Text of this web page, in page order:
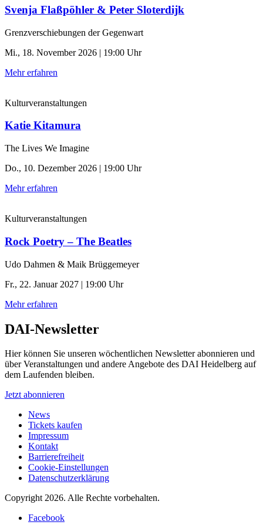
Svenja Flaßpöhler & Peter Sloterdijk
Grenzverschiebungen der Gegenwart
Mi., 18. November 2026 | 19:00 Uhr
Mehr erfahren
Kulturveranstaltungen
Katie Kitamura
The Lives We Imagine
Do., 10. Dezember 2026 | 19:00 Uhr
Mehr erfahren
Kulturveranstaltungen
Rock Poetry – The Beatles
Udo Dahmen & Maik Brüggemeyer
Fr., 22. Januar 2027 | 19:00 Uhr
Mehr erfahren
DAI-Newsletter
Hier können Sie unseren wöchentlichen Newsletter abonnieren und
über Veranstaltungen und andere Angebote des DAI Heidelberg auf
dem Laufenden bleiben.
Jetzt abonnieren
News
Tickets kaufen
Impressum
Kontakt
Barrierefreiheit
Cookie-Einstellungen
Datenschutzerklärung
Copyright 2026. Alle Rechte vorbehalten.
Facebook